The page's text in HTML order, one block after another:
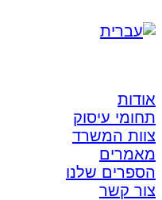
אודות
תחומי עיסוק
צוות המשרד
מאמרים
הספרים שלנו
צור קשר